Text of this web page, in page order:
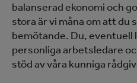
balanserad ekonomi och
stora är vi måna om att du
bemötande. Du, eventuell
personliga arbetsledare
stöd av våra kunniga